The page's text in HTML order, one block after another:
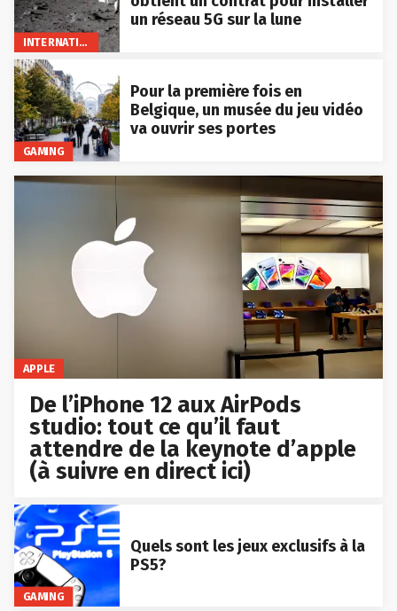
un réseau 5G sur la lune
GAMING
Pour la première fois en
Belgique, un musée du jeu vidéo
va ouvrir ses portes
APPLE
De l’iPhone 12 aux AirPods
studio: tout ce qu’il faut
attendre de la keynote d’apple
(à suivre en direct ici)
GAMING
Quels sont les jeux exclusifs à la
PS5?